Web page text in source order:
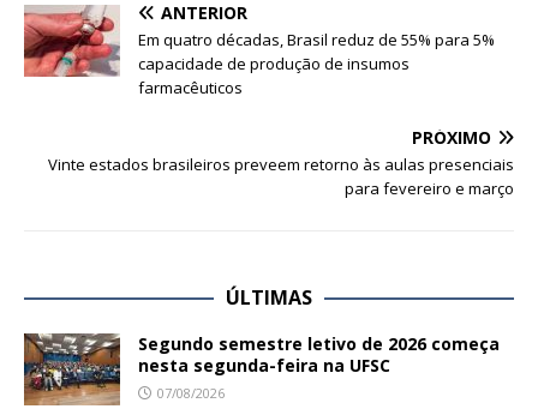
ANTERIOR
Em quatro décadas, Brasil reduz de 55% para 5%
capacidade de produção de insumos
farmacêuticos
PRÓXIMO
Vinte estados brasileiros preveem retorno às aulas presenciais
para fevereiro e março
ÚLTIMAS
Segundo semestre letivo de 2026 começa
nesta segunda-feira na UFSC
07/08/2026